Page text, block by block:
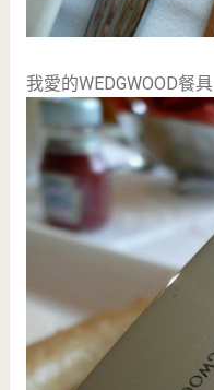
我愛的WEDGWOOD餐具